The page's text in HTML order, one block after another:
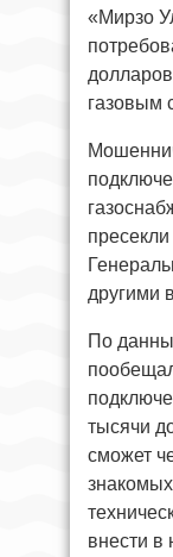
«Мирзо
газовым
другими
По
тысячи
сможет
внести в